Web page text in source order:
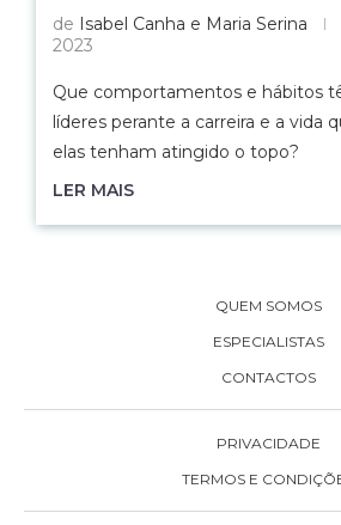
de Isabel Canha e Maria Serina
2023
Que comportamentos e hábitos
líderes perante a carreira e a vida
elas tenham atingido o topo?
LER MAIS
QUEM SOMOS
ESPECIALISTAS
CONTACTOS
PRIVACIDADE
TERMOS E